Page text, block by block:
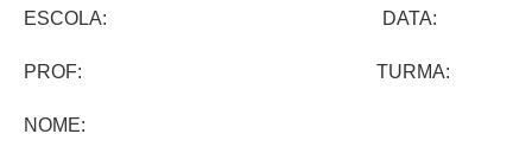
ESCOLA: DATA:
PROF: TURMA:
NOME: